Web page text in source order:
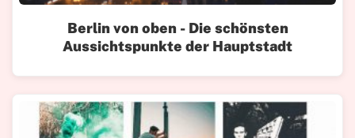
Berlin von oben - Die schönsten
Aussichtspunkte der Hauptstadt